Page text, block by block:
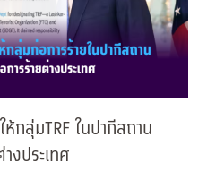
กลุ่มTRF ในปากีสถาน
งประเทศ